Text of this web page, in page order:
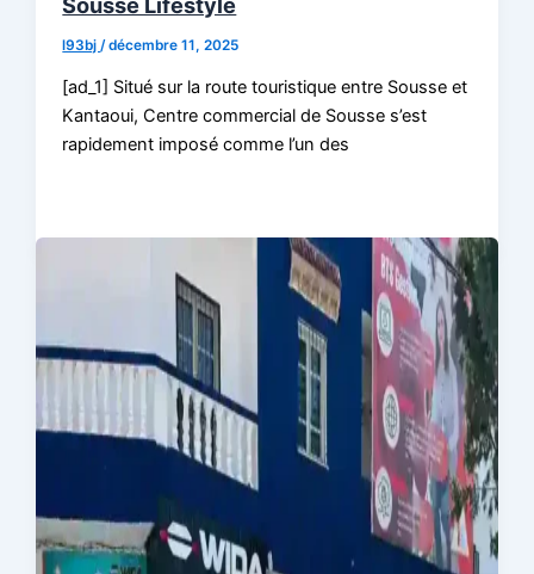
l93bj /décembre 11, 2025
[ad_1] Situé sur la route touristique entre Sousse et
Kantaoui, Centre commercial de Sousse s’est
rapidement imposé comme l’un des